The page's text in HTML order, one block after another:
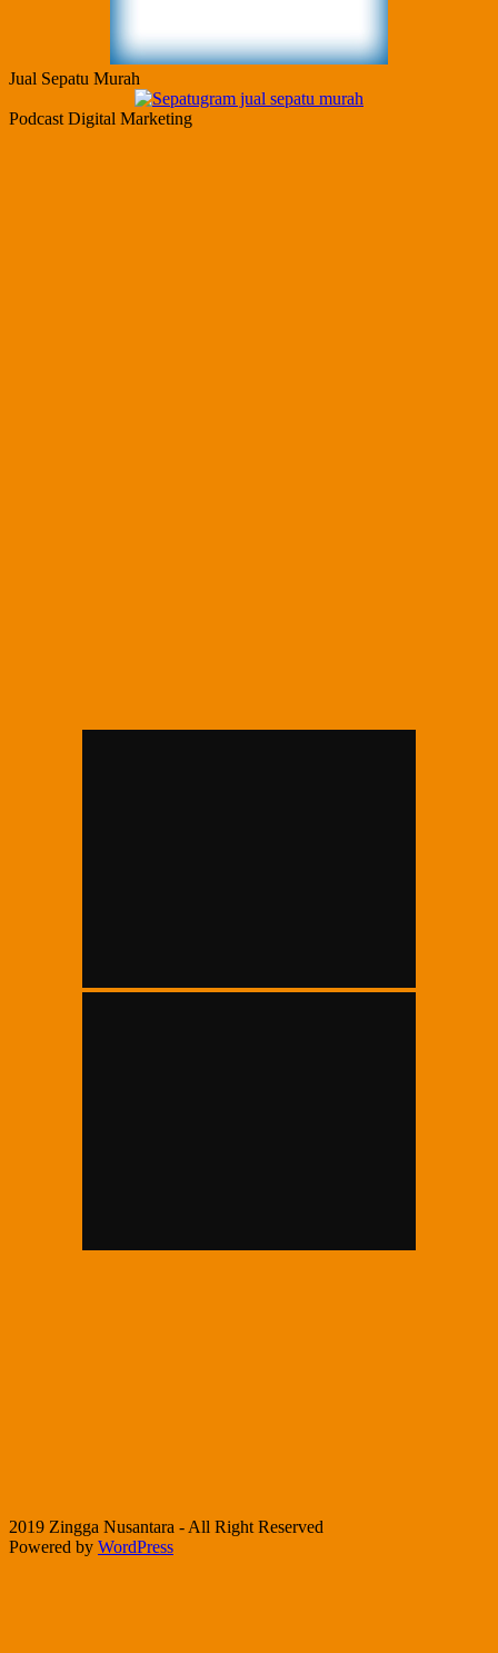
Jual Sepatu Murah
Podcast Digital Marketing
2019 Zingga Nusantara - All Right Reserved
Powered by WordPress